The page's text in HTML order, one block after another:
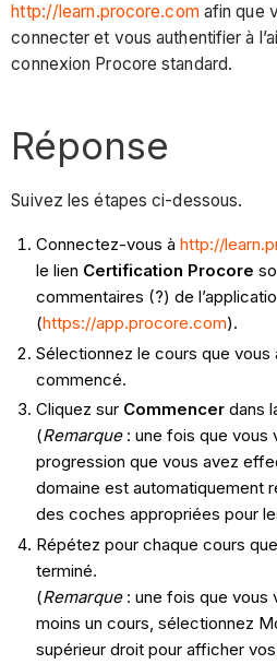
http://learn.procore.comafin que
connecter et vous authentifier à
connexion Procore standard.
Réponse
Suivez les étapes ci-dessous.
Connectez-vous à http://
le lien Certification Procore
commentaires (?) de
(https://app.procore.com).
Sélectionnez le cours que vous
commencé.
Cliquez sur Commencerdans
(Remarque: une fois que vous
progression que vous avez
domaine est automatiquement
des coches appropriées pour
Répétez pour chaque cours
terminé.
(Remarque: une fois que vous
moins un cours, sélectionnez
supérieur droit pour afficher